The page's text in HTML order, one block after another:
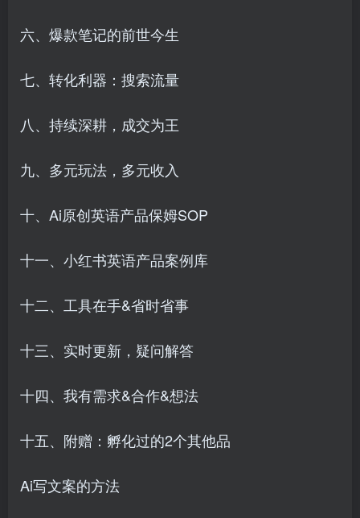
六、爆款笔记的前世今生
七、转化利器：搜索流量
八、持续深耕，成交为王
九、多元玩法，多元收入
十、Ai原创英语产品保姆SOP
十一、小红书英语产品案例库
十二、工具在手&省时省事
十三、实时更新，疑问解答
十四、我有需求&合作&想法
十五、附赠：孵化过的2个其他品
Ai写文案的方法